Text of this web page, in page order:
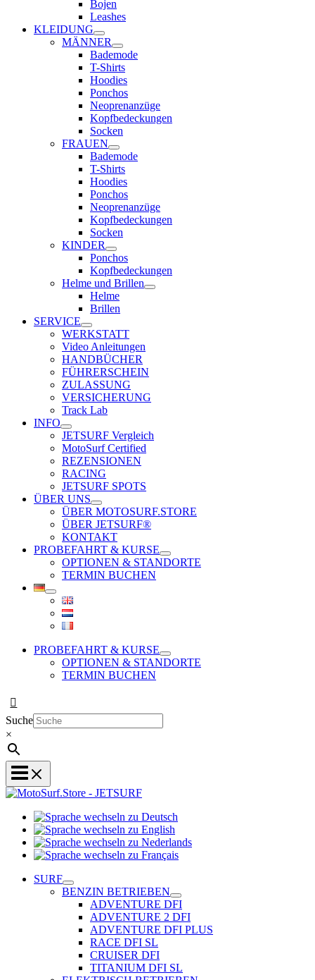
Bojen
Leashes
KLEIDUNG
MÄNNER
Bademode
T-Shirts
Hoodies
Ponchos
Neoprenanzüge
Kopfbedeckungen
Socken
FRAUEN
Bademode
T-Shirts
Hoodies
Ponchos
Neoprenanzüge
Kopfbedeckungen
Socken
KINDER
Ponchos
Kopfbedeckungen
Helme und Brillen
Helme
Brillen
SERVICE
WERKSTATT
Video Anleitungen
HANDBÜCHER
FÜHRERSCHEIN
ZULASSUNG
VERSICHERUNG
Track Lab
INFO
JETSURF Vergleich
MotoSurf Certified
REZENSIONEN
RACING
JETSURF SPOTS
ÜBER UNS
ÜBER MOTOSURF.STORE
ÜBER JETSURF®
KONTAKT
PROBEFAHRT & KURSE
OPTIONEN & STANDORTE
TERMIN BUCHEN
PROBEFAHRT & KURSE
OPTIONEN & STANDORTE
TERMIN BUCHEN
Suche
×
zu
Deutsch
wechseln
zu
Sprache
Sprache
Français
SURF
BENZIN BETRIEBEN
ADVENTURE DFI
ADVENTURE 2 DFI
ADVENTURE DFI PLUS
RACE DFI SL
CRUISER DFI
TITANIUM DFI SL